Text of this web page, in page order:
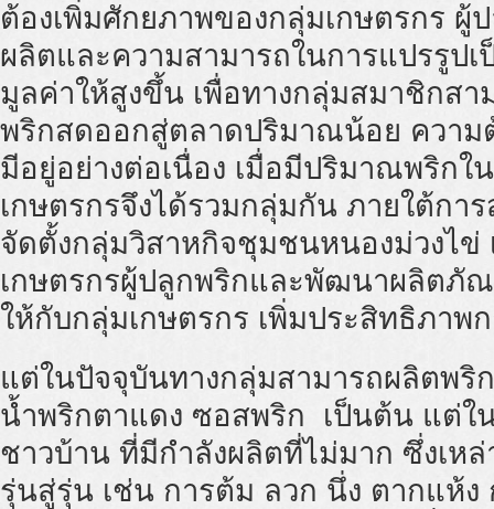
ต้องเพิ่มศักยภาพของกลุ่มเกษตรกร ผู้
ผลิตและความสามารถในการแปรรูป
มูลค่าให้สูงขึ้น เพื่อทางกลุ่มสมาชิกสา
พริกสดออกสู่ตลาดปริมาณน้อย ความ
มีอยู่อย่างต่อเนื่อง เมื่อมีปริมาณพริก
เกษตรกรจึงได้รวมกลุ่มกัน ภายใต้กา
จัดตั้งกลุ่มวิสาหกิจชุมชนหนองม่วงไ
เกษตรกรผู้ปลูกพริกและพัฒนาผลิตภั
ให้กับกลุ่มเกษตรกร เพิ่มประสิทธิภาพ
แต่ในปัจจุบันทางกลุ่มสามารถผลิตพริ
น้ำพริกตาแดง ซอสพริก เป็นต้น แต่
ชาวบ้าน ที่มีกำลังผลิตที่ไม่มาก ซึ่งเห
รุ่นสู่รุ่น เช่น การต้ม ลวก นึ่ง ตากแห้